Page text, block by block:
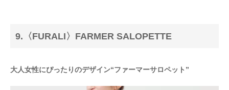
9.〈FURALI〉FARMER SALOPETTE
大人女性にぴったりのデザイン“ファーマーサロペット”